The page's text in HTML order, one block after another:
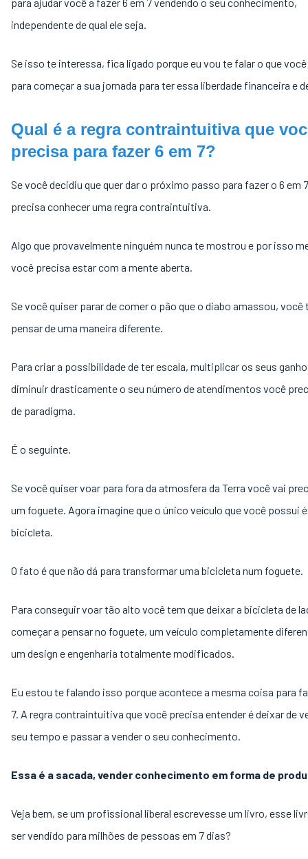
independente de qual ele seja.
Se isso te interessa, fica ligado porque eu vou te falar o que
para começar a sua jornada para ter essa liberdade financeira e
Qual é a regra contraintuitiva que
precisa para fazer 6 em 7?
Se você decidiu que quer dar o próximo passo para fazer o 6 em
precisa conhecer uma regra contraintuitiva.
Algo que provavelmente ninguém nunca te mostrou e por isso
você precisa estar com a mente aberta.
Se você quiser parar de comer o pão que o diabo amassou, você
pensar de uma maneira diferente.
Para criar a possibilidade de ter escala, multiplicar os seus
diminuir drasticamente o seu número de atendimentos você
de paradigma.
É o seguinte.
Se você quiser voar para fora da atmosfera da Terra você vai
um foguete. Agora imagine que o único veículo que você possui
bicicleta.
O fato é que não dá para transformar uma bicicleta num foguete.
Para conseguir voar tão alto você tem que deixar a bicicleta de
começar a pensar no foguete, um veículo completamente
um design e engenharia totalmente modificados.
Eu estou te falando isso porque acontece a mesma coisa para
7. A regra contraintuitiva que você precisa entender é deixar de
seu tempo e passar a vender o seu conhecimento.
Essa é a sacada, vender conhecimento em forma de
Veja bem, se um profissional liberal escrevesse um livro, esse
ser vendido para milhões de pessoas em 7 dias?